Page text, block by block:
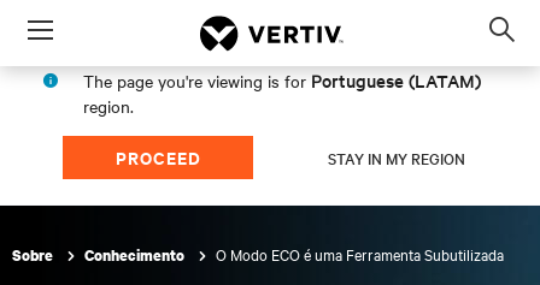
Menu
The page you're viewing is for Portuguese (LATAM)
region.
PROCEED STAY IN MY REGION
Sobre Conhecimento O Modo ECO é uma Ferramenta Subutilizada